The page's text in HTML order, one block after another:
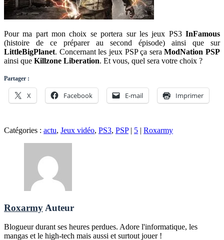
Pour ma part mon choix se portera sur les jeux PS3 InFamous
(histoire de ce préparer au second épisode) ainsi que sur
LittleBigPlanet. Concernant les jeux PSP ça seraModNation PSP
ainsi que Killzone Liberation. Et vous, quel sera votre choix ?
Partager :
X Facebook E-mail Imprimer
Catégories : actu, Jeux vidéo, PS3, PSP | 5 | Roxarmy
Roxarmy Auteur
Blogueur durant ses heures perdues. Adore l'informatique, les
mangas et le high-tech mais aussi et surtout jouer !